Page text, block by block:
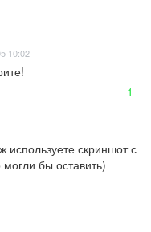
10:02
1
используете скриншот с
бы оставить)